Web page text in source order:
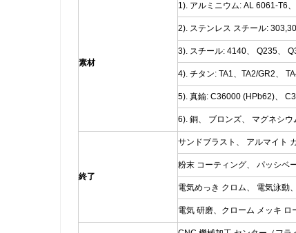
素材
1). アルミニウム: AL 6061-T6
2). ステンレス スチール:
3). スチール: 4140、 Q235、
4). チタン: TA1、TA2/GR2、
5). 真鍮: C36000 (HPb62)、
6). 銅、 ブロンズ、 マグネシ
終了
サンドブラスト、 アルマイト
粉末 コーティング、 パッシベ
電気めっき クロム、 電気泳動
電気 研磨、クローム メッキ ロ